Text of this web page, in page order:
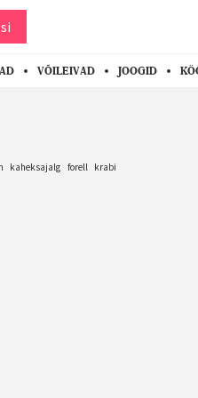
VÕILEIVAD JOOGID
kaheksajalg forell krabi